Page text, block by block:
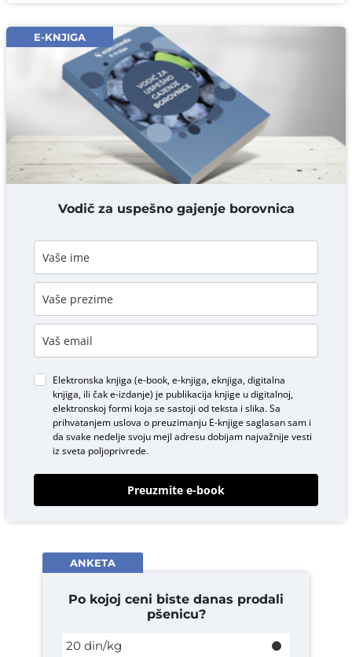
Email* obavezno
Komentar* obavezno
DODAJ KOMENTAR
E-KNJIGA
Vodič za uspešno gajenje borovnica
Elektronska knjiga (e-book, e-knjiga, eknjiga, digitalna
knjiga, ili čak e-izdanje) je publikacija knjige u digitalnoj,
elektronskoj formi koja se sastoji od teksta i slika. Sa
prihvatanjem uslova o preuzimanju E-knjigesaglasan sam i
da svake nedelje svoju mejl adresu dobijam najvažnije vesti
iz sveta poljoprivrede.
Preuzmite e-book
ANKETA
Po kojoj ceni biste danas prodali
pšenicu?
20 din/kg